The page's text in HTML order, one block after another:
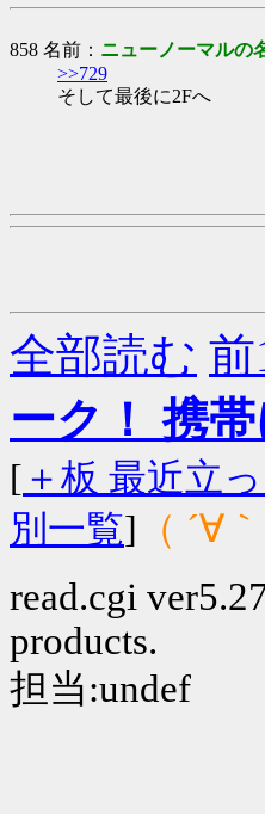
858 名前： ニューノーマルの
>>729
そして最後に2Fへ
全部読む 前
ーク！ 携
[ ＋板 最近立
別一覧] （ ´∀
read.cgi
products.
担当:undef